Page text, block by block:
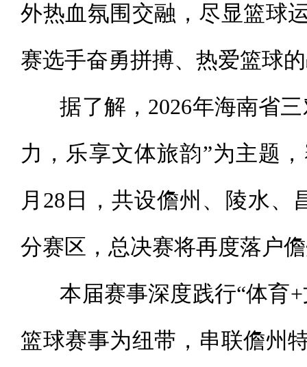
外热血氛围交融，尽显篮球
赛选手奋勇拼搏、热爱篮球
据了解，2026年海南省三
力，乐享文体旅韵”为主题
月28日，共设儋州、陵水、
分赛区，总决赛将再度落户
本届赛事深度践行“体育+
篮球赛事为纽带，串联儋州